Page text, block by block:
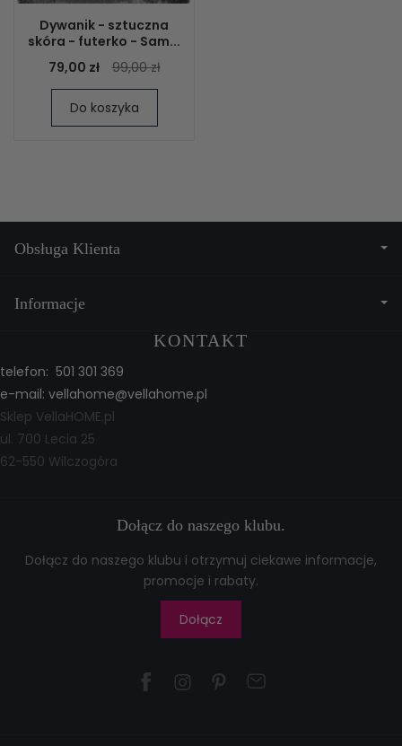
Dywanik - sztuczna
skóra - futerko - Sam...
79,00 zł
99,00 zł
Do koszyka
Obsługa Klienta
Informacje
KONTAKT
telefon: 501 301 369
e-mail: vellahome@vellahome.pl
Sklep VellaHOME.pl
ul. 700 Lecia 25
62-550 Wilczogóra
Dołącz do naszego klubu.
Dołącz do naszego klubu i otrzymuj ciekawe informacje,
promocje i rabaty.
Dołącz